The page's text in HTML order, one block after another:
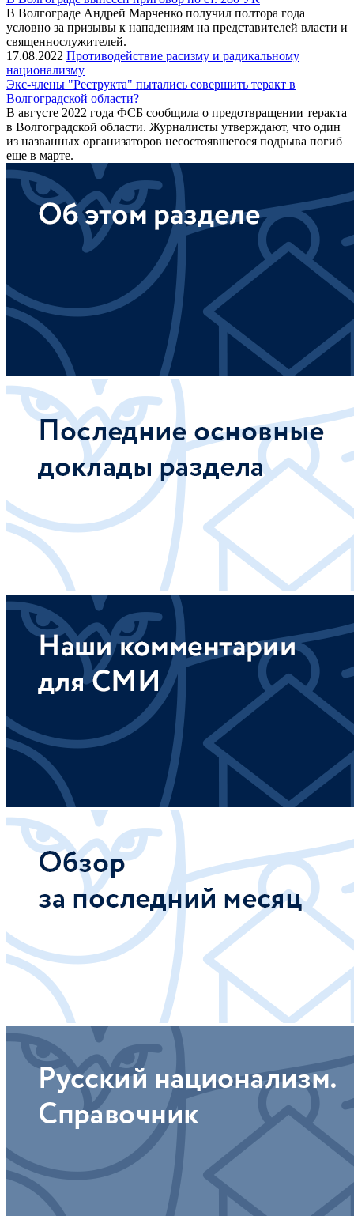
В Волгограде Андрей Марченко получил полтора года
условно за призывы к нападениям на представителей власти и
священнослужителей.
17.08.2022 Противодействие расизму и радикальному
национализму
Экс-члены "Реструкта" пытались совершить теракт в
Волгоградской области?
В августе 2022 года ФСБ сообщила о предотвращении теракта
в Волгоградской области. Журналисты утверждают, что один
из названных организаторов несостоявшегося подрыва погиб
еще в марте.